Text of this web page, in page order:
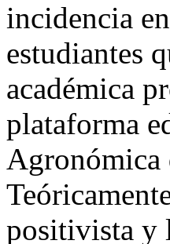
incidencia
estudiantes
académica
plataforma
Agronómica
positivista y